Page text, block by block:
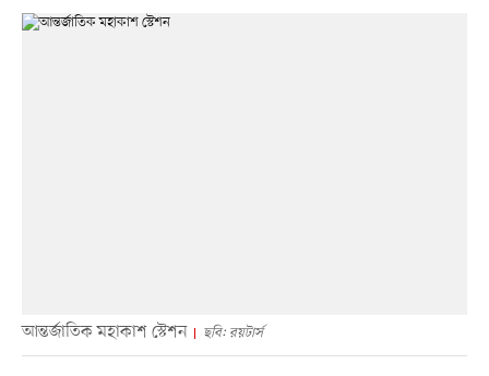
আন্তর্জাতিক মহাকাশ স্টেশন ছবি: রয়টার্স